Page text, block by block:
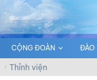
CỘNG ĐOÀN ĐÀO
Thỉnh viện